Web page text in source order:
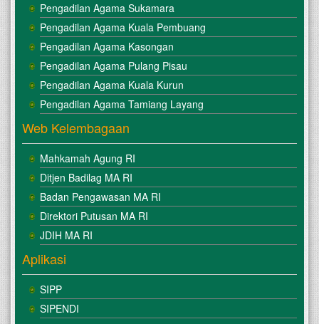
Pengadilan Agama Sukamara
Pengadilan Agama Kuala Pembuang
Pengadilan Agama Kasongan
Pengadilan Agama Pulang Pisau
Pengadilan Agama Kuala Kurun
Pengadilan Agama Tamiang Layang
Web Kelembagaan
Mahkamah Agung RI
Ditjen Badilag MA RI
Badan Pengawasan MA RI
Direktori Putusan MA RI
JDIH MA RI
Aplikasi
SIPP
SIPENDI